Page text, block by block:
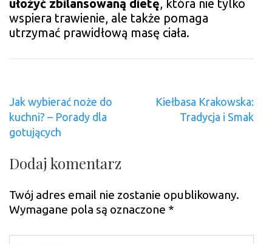
ułożyć zbilansowaną dietę, która nie tylko
wspiera trawienie, ale także pomaga
utrzymać prawidłową masę ciała.
Nawigacja
wpisu
Jak wybierać noże do
kuchni? – Porady dla
gotujących
Kiełbasa Krakowska:
Tradycja i Smak
Dodaj komentarz
Twój adres email nie zostanie opublikowany.
Wymagane pola są oznaczone *